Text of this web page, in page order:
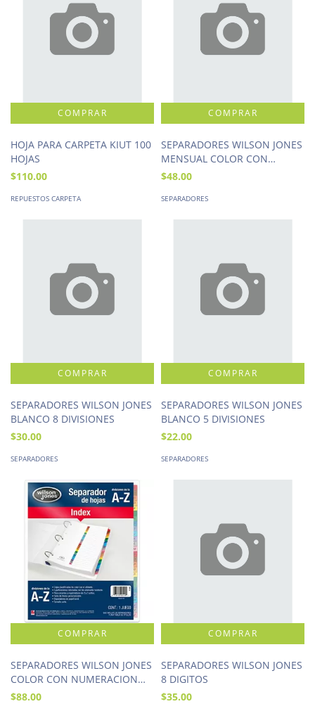
HOJA PARA CARPETA KIUT 100
HOJAS
$110.00
REPUESTOS CARPETA
SEPARADORES WILSON JONES
MENSUAL COLOR CON
NUMERACION
$48.00
SEPARADORES
SEPARADORES WILSON JONES
BLANCO 8 DIVISIONES
$30.00
SEPARADORES
SEPARADORES WILSON JONES
BLANCO 5 DIVISIONES
$22.00
SEPARADORES
SEPARADORES WILSON JONES
COLOR CON NUMERACION
ALFABETICO A-Z
$88.00
SEPARADORES WILSON JONES
8 DIGITOS
$35.00